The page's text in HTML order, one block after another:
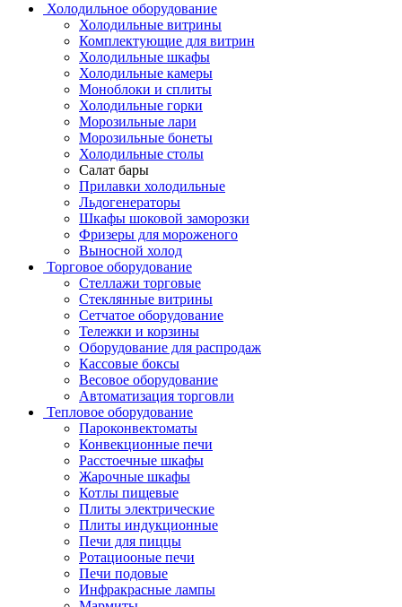
Холодильное оборудование
Холодильные витрины
Комплектующие для витрин
Холодильные шкафы
Холодильные камеры
Моноблоки и сплиты
Холодильные горки
Морозильные лари
Морозильные бонеты
Холодильные столы
Салат бары
Прилавки холодильные
Льдогенераторы
Шкафы шоковой заморозки
Фризеры для мороженого
Выносной холод
Торговое оборудование
Стеллажи торговые
Стеклянные витрины
Сетчатое оборудование
Тележки и корзины
Оборудование для распродаж
Кассовые боксы
Весовое оборудование
Автоматизация торговли
Тепловое оборудование
Пароконвектоматы
Конвекционные печи
Расстоечные шкафы
Жарочные шкафы
Котлы пищевые
Плиты электрические
Плиты индукционные
Печи для пиццы
Ротациооные печи
Печи подовые
Инфракрасные лампы